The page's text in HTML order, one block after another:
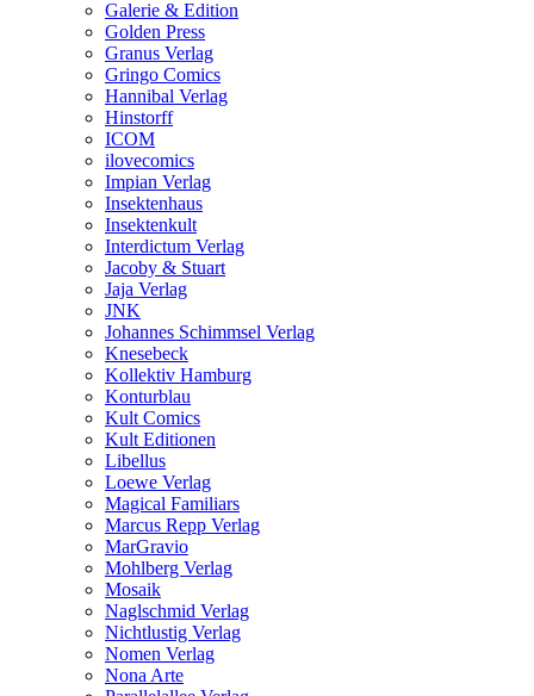
Galerie & Edition
Golden Press
Granus Verlag
Gringo Comics
Hannibal Verlag
Hinstorff
ICOM
ilovecomics
Impian Verlag
Insektenhaus
Insektenkult
Interdictum Verlag
Jacoby & Stuart
Jaja Verlag
JNK
Johannes Schimmsel Verlag
Knesebeck
Kollektiv Hamburg
Konturblau
Kult Comics
Kult Editionen
Libellus
Loewe Verlag
Magical Familiars
Marcus Repp Verlag
MarGravio
Mohlberg Verlag
Mosaik
Naglschmid Verlag
Nichtlustig Verlag
Nomen Verlag
Nona Arte